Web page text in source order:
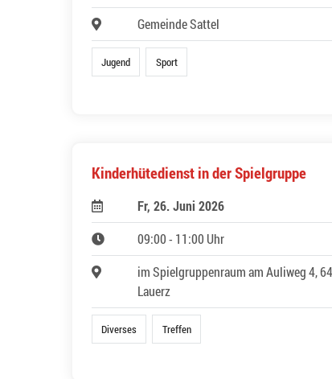
Gemeinde Sattel
Jugend Sport
Kinderhütedienst in der Spielgruppe
Fr, 26. Juni 2026
09:00 - 11:00 Uhr
im Spielgruppenraum am Auliweg 4,
Lauerz
Diverses Treffen